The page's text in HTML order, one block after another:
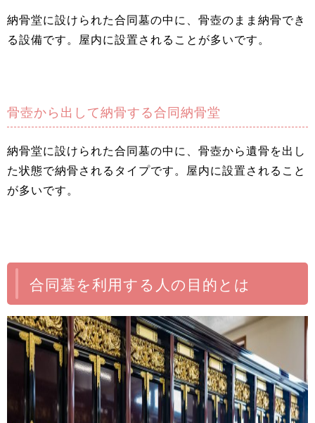
納骨堂に設けられた合同墓の中に、骨壺のまま納骨でき
る設備です。屋内に設置されることが多いです。
骨壺から出して納骨する合同納骨堂
納骨堂に設けられた合同墓の中に、骨壺から遺骨を出し
た状態で納骨されるタイプです。屋内に設置されること
が多いです。
合同墓を利用する人の目的とは